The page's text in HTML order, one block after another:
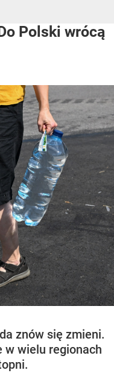
Polski wrócą
znów się zmieni.
w wielu regionach